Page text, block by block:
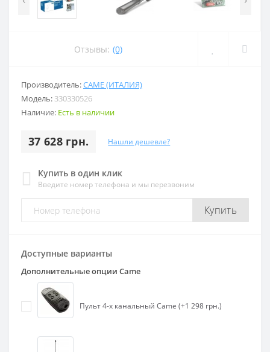
Отзывы: (0)
Производитель:CAME (ИТАЛИЯ)
Модель: 330330526
Наличие: Есть в наличии
37 628 грн. Нашли дешевле?
Купить в один клик
Введите номер телефона и мы перезвоним
Купить
Доступные варианты
Дополнительные опции Came
Пульт 4-х канальный Came (+1 298 грн.)